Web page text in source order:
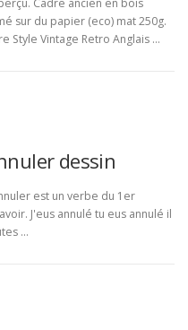
Cadre ancien en bois
sur du papier (eco) mat 250g.
Style Vintage Retro Anglais …
dessin
est un verbe du 1er
J'eus annulé tu eus annulé il
…